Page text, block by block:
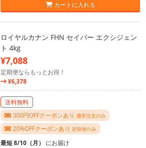
カートに入れる
ロイヤルカナン FHN セイバー エクシジェン
ト 4kg
¥7,088
定期便ならもっとお得！
¥6,378
送料無料
300円OFFクーポンあり 通常注文のみ
20%OFFクーポンあり 定期便のみ
最短 8/10（月） にお届け